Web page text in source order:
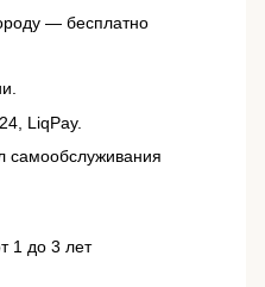
— бесплатно
LiqPay.
самообслуживания
1 до 3 лет